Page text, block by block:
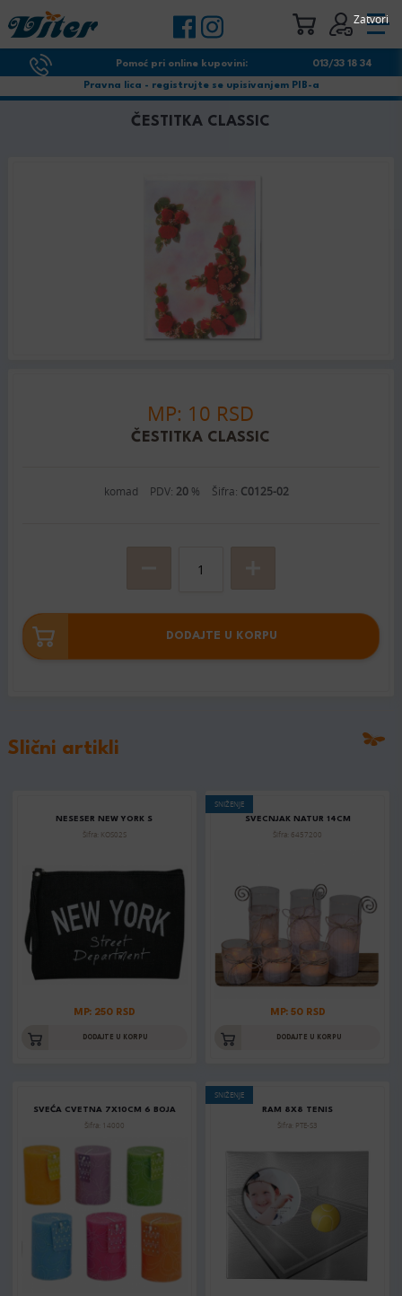
Pomoć pri online kupovini: 013/33 18 34
Pravna lica - registrujte se upisivanjem PIB-a
ČESTITKA CLASSIC
MP: 10 RSD
ČESTITKA CLASSIC
komad PDV: 20% Šifra: C0125-02
DODAJTE U KORPU
Slični artikli
NESESER NEW YORK S
Šifra: KOS02S
MP: 250 RSD
DODAJTE U KORPU
SNIŽENJE
SVECNJAK NATUR 14CM
Šifra: 6457200
MP: 50 RSD
DODAJTE U KORPU
SVEĆA CVETNA 7X10CM 6 BOJA
Šifra: 14000
SNIŽENJE
RAM 8X8 TENIS
Šifra: PTE-S3
Zatvori